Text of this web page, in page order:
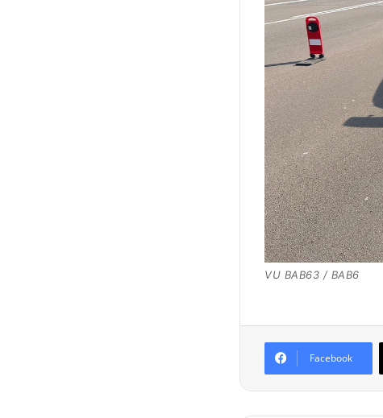
VU BAB63 / BAB6
Facebook